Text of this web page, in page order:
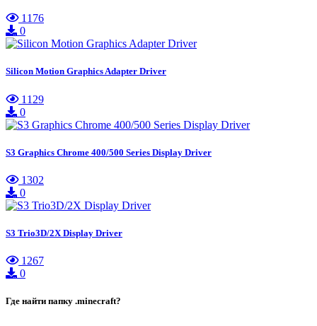
1176
0
Silicon Motion Graphics Adapter Driver
1129
0
S3 Graphics Chrome 400/500 Series Display Driver
1302
0
S3 Trio3D/2X Display Driver
1267
0
Где найти папку .minecraft?